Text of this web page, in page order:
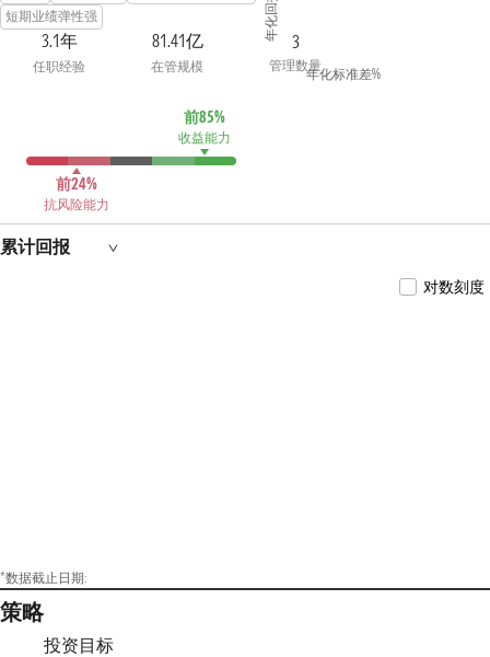
研究员。2021年2月至2022年5月任第一创业股
份有限公司资产管理部投资总监、投资经理。
2022年6月至2024年6月任国华兴益保险资产管
理有限公司资深债券投资经理。2024年6月至
经理。2024年8月7日起任大成安汇金融债债券
型证券投资基金、大成惠祥纯债债券型证券投
资基金基金经理。2024年8月9日起任大成惠嘉
一年定期开放债券型证券投资基金基金经理。
2024年9月3日起任大成景泽中短债债券型证券
投资基金基金经理。2024年9月20日起任大成中
中债3-5年国开行债券指数证券投资基金基金
经理。具有基金从业资格。国籍：中国
短期业绩弹性强
3.1年
任职经验
81.41亿
在管规模
3
管理数量
前85%
收益能力
前24%
抗风险能力
年化标准差%
累计回报
对数刻度
*数据截止日期:
策略
投资目标